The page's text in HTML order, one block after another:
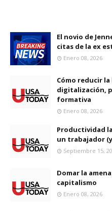
El novio de
citas de la ex
Enero 08, 2026
Cómo reducir
digitalización,
formativa
Enero 08, 2026
Productividad
un trabajador
Septiembre 15,
Domar la
capitalismo
Enero 08, 2026